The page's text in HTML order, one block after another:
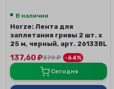
В наличии
Horze: Лента для
заплетания гривы 2 шт. х
25 м, черный, арт. 26133BL
137,60₽379₽
-64%
Сегодня